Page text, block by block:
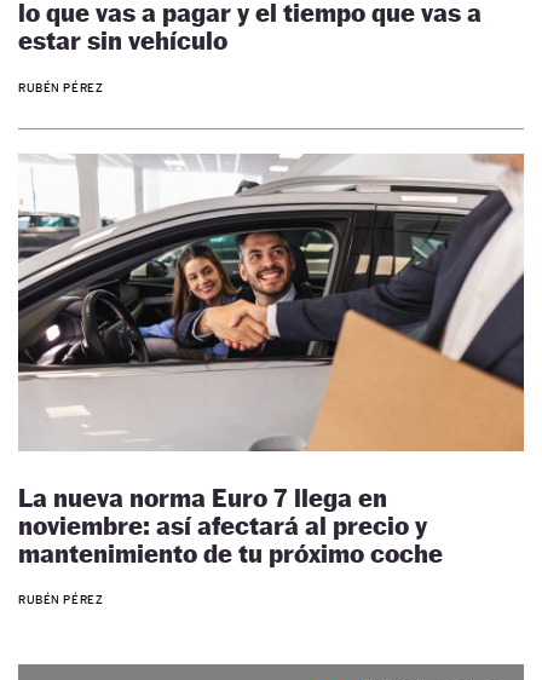
lo que vas a pagar y el tiempo que vas a
estar sin vehículo
RUBÉN PÉREZ
La nueva norma Euro 7 llega en
noviembre: así afectará al precio y
mantenimiento de tu próximo coche
RUBÉN PÉREZ